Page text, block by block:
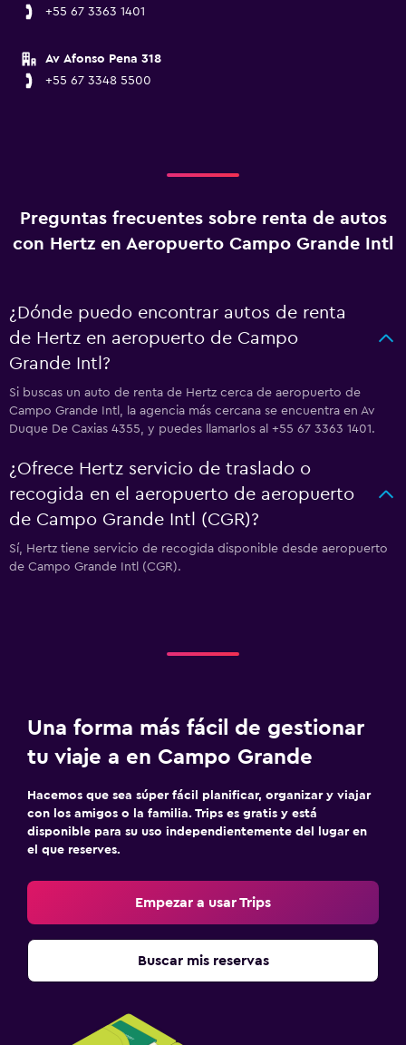
+55 67 3363 1401
Av Afonso Pena 318
+55 67 3348 5500
Preguntas frecuentes sobre renta de autos
con Hertz en Aeropuerto Campo Grande Intl
¿Dónde puedo encontrar autos de renta
de Hertz en aeropuerto de Campo
Grande Intl?
Si buscas un auto de renta de Hertz cerca de aeropuerto de
Campo Grande Intl, la agencia más cercana se encuentra en Av
Duque De Caxias 4355, y puedes llamarlos al +55 67 3363 1401.
¿Ofrece Hertz servicio de traslado o
recogida en el aeropuerto de aeropuerto
de Campo Grande Intl (CGR)?
Sí, Hertz tiene servicio de recogida disponible desde aeropuerto
de Campo Grande Intl (CGR).
Una forma más fácil de gestionar
tu viaje a en Campo Grande
Hacemos que sea súper fácil planificar, organizar y viajar
con los amigos o la familia. Trips es gratis y está
disponible para su uso independientemente del lugar en
el que reserves.
Empezar a usar Trips
Buscar mis reservas